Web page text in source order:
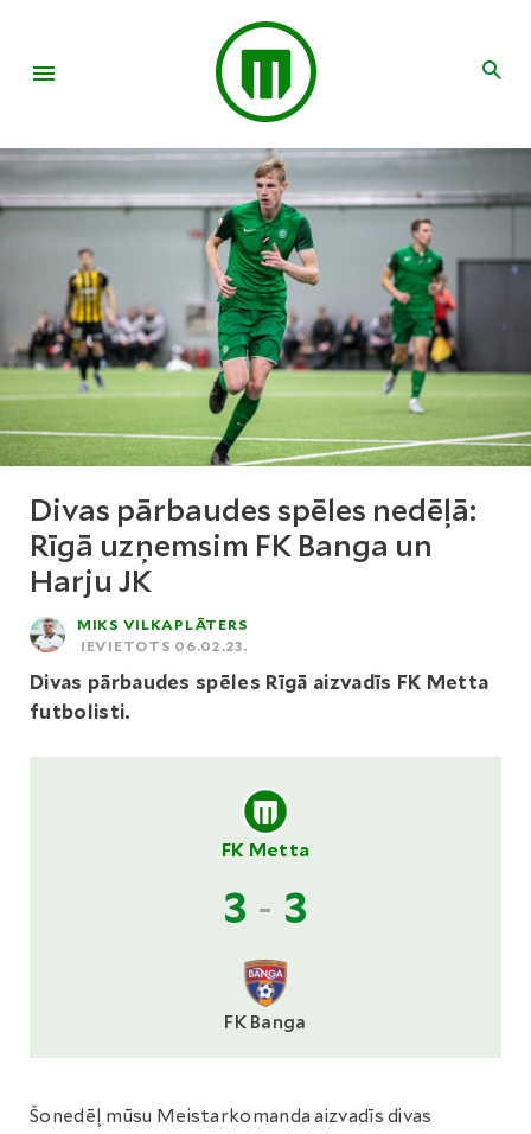
Divas pārbaudes spēles nedēļā:
Rīgā uzņemsim FK Banga un
Harju JK
MIKS VILKAPLĀTERS
IEVIETOTS 06.02.23.
Divas pārbaudes spēles Rīgā aizvadīs FK Metta
futbolisti.
FK Metta
3 - 3
FK Banga
Šonedēļ mūsu Meistarkomanda aizvadīs divas